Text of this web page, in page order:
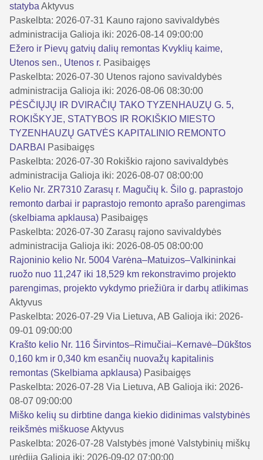
statyba Aktyvus
Paskelbta: 2026-07-31 Kauno rajono savivaldybės
administracija Galioja iki: 2026-08-14 09:00:00
Ežero ir Pievų gatvių dalių remontas Kvyklių kaime,
Utenos sen., Utenos r. Pasibaigęs
Paskelbta: 2026-07-30 Utenos rajono savivaldybės
administracija Galioja iki: 2026-08-06 08:30:00
PĖSČIŲJŲ IR DVIRAČIŲ TAKO TYZENHAUZŲ G. 5,
ROKIŠKYJE, STATYBOS IR ROKIŠKIO MIESTO
TYZENHAUZŲ GATVĖS KAPITALINIO REMONTO
DARBAI
Pasibaigęs
Paskelbta: 2026-07-30 Rokiškio rajono savivaldybės
administracija Galioja iki: 2026-08-07 08:00:00
Kelio Nr. ZR7310 Zarasų r. Magučių k. Šilo g. paprastojo
remonto darbai ir paprastojo remonto aprašo parengimas
(skelbiama apklausa) Pasibaigęs
Paskelbta: 2026-07-30 Zarasų rajono savivaldybės
administracija Galioja iki: 2026-08-05 08:00:00
Rajoninio kelio Nr. 5004 Varėna–Matuizos–Valkininkai
ruožo nuo 11,247 iki 18,529 km rekonstravimo projekto
parengimas, projekto vykdymo priežiūra ir darbų atlikimas
Aktyvus
Paskelbta: 2026-07-29 Via Lietuva, AB Galioja iki: 2026-
09-01 09:00:00
Krašto kelio Nr. 116 Širvintos–Rimučiai–Kernavė–Dūkštos
0,160 km ir 0,340 km esančių nuovažų kapitalinis
remontas (Skelbiama apklausa) Pasibaigęs
Paskelbta: 2026-07-28 Via Lietuva, AB Galioja iki: 2026-
08-07 09:00:00
Miško kelių su dirbtine danga kiekio didinimas valstybinės
reikšmės miškuoseAktyvus
Paskelbta: 2026-07-28 Valstybės įmonė Valstybinių miškų
urėdija Galioja iki: 2026-09-02 07:00:00